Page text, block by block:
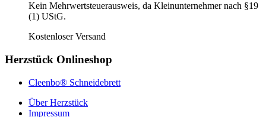
Kein Mehrwertsteuerausweis, da Kleinunternehmer nach §19
(1) UStG.
Kostenloser Versand
Herzstück Onlineshop
Cleenbo® Schneidebrett
Über Herzstück
Impressum